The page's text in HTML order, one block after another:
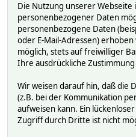
Die Nutzung unserer Webseite
personenbezogener Daten
personenbezogene Daten
oder E-Mail-Adressen)
möglich, stets auf freiwilliger
Ihre ausdrückliche
Wir weisen darauf hin, daß
(z.B. bei der Kommunikation
aufweisen kann. Ein
Zugriff durch Dritte ist nicht